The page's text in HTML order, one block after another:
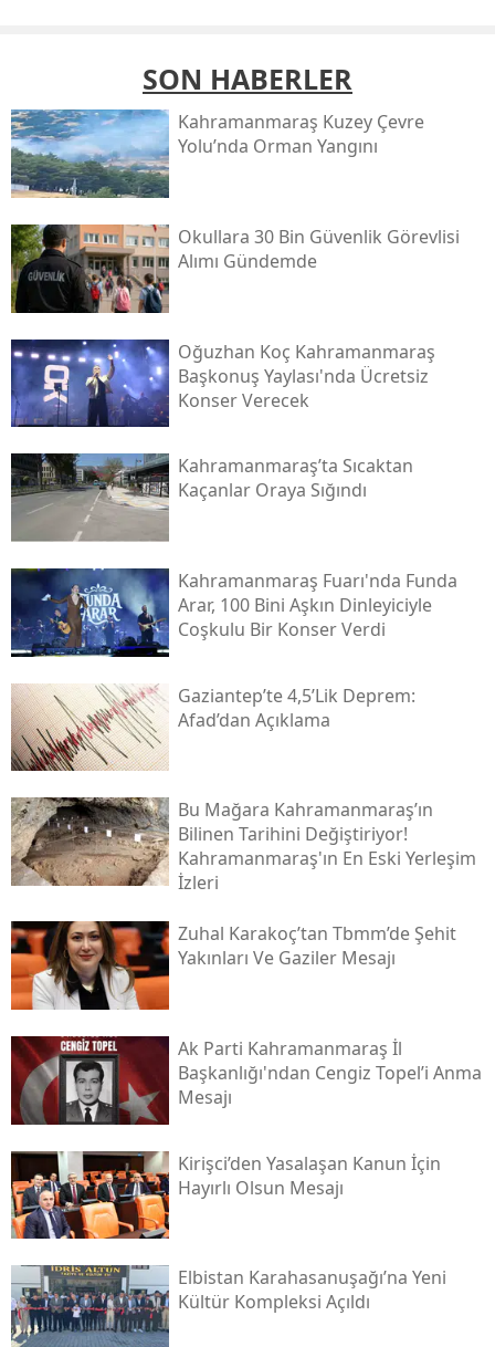
SON HABERLER
Kahramanmaraş Kuzey Çevre
Yolu’nda Orman Yangını
Okullara 30 Bin Güvenlik Görevlisi
Alımı Gündemde
Oğuzhan Koç Kahramanmaraş
Başkonuş Yaylası'nda Ücretsiz
Konser Verecek
Kahramanmaraş’ta Sıcaktan
Kaçanlar Oraya Sığındı
Kahramanmaraş Fuarı'nda Funda
Arar, 100 Bini Aşkın Dinleyiciyle
Coşkulu Bir Konser Verdi
Gaziantep’te 4,5’lik Deprem:
Afad’dan Açıklama
Bu Mağara Kahramanmaraş’ın
Bilinen Tarihini Değiştiriyor!
Kahramanmaraş'ın En Eski Yerleşim
İzleri
Zuhal Karakoç’tan Tbmm’de Şehit
Yakınları Ve Gaziler Mesajı
Ak Parti Kahramanmaraş İl
Başkanlığı'ndan Cengiz Topel’i Anma
Mesajı
Kirişci’den Yasalaşan Kanun İçin
Hayırlı Olsun Mesajı
Elbistan Karahasanuşağı’na Yeni
Kültür Kompleksi Açıldı